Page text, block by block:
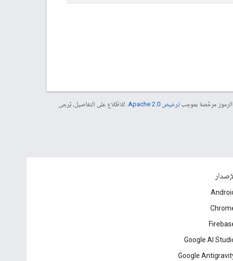
الرموز مرخّصة بموجبترخيص Apache 2.0‏
. للاطّلاع على التفاصيل، يُرجى
Google AI
Google